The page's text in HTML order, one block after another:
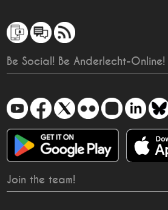
Be Social! Be Anderlecht-Online!
Join the team!